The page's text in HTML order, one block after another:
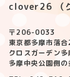
clover26 （
〒206-0033
東京都多摩市落
クロスガーデン多
多摩中央公園側の